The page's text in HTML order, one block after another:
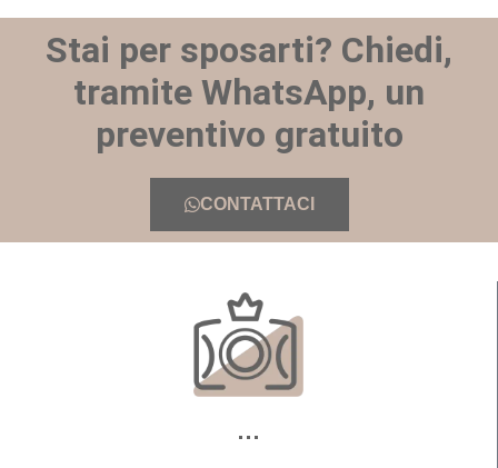
Stai per sposarti? Chiedi,
tramite WhatsApp, un
preventivo gratuito
CONTATTACI